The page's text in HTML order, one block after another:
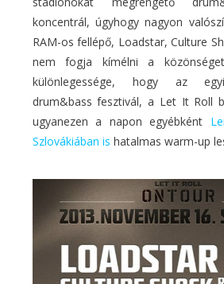
koncentrál, úgyhogy nagyon
RAM-os fellépő, Loadstar, Culture
nem fogja kímélni a
különlegessége, hogy az
drum&bass fesztivál, a Let It Roll
ugyanezen a napon egyébként
Szlovákiában is hatalmas warm-up